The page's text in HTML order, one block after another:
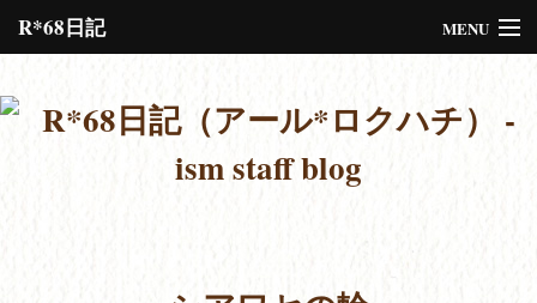
R*68日記 MENU
Please assign a menu to the primary menu location under